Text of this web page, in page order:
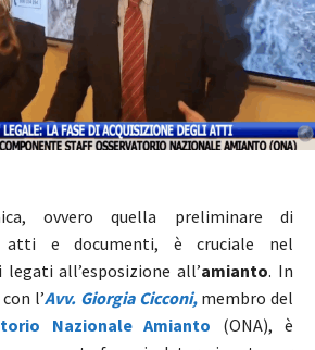
ovvero quella preliminare di
atti e documenti, è cruciale nel
all’esposizione all’amianto. In
l’Avv. Giorgia Cicconi,membro del
Nazionale Amianto (ONA), è